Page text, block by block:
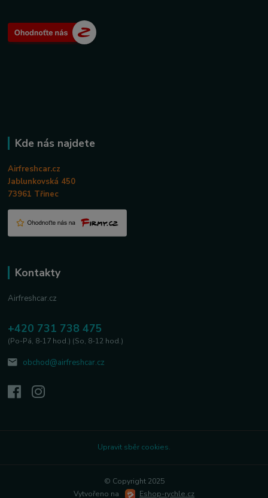
Kde nás najdete
Airfreshcar.cz
Jablunkovská 450
73961 Třinec
Kontakty
Airfreshcar.cz
+420 731 738 475
(Po-Pá, 8-17 hod.) (So, 8-12 hod.)
obchod@airfreshcar.cz
Upravit sběr cookies.
© Copyright 2025
Vytvořeno na
Eshop-rychle.cz